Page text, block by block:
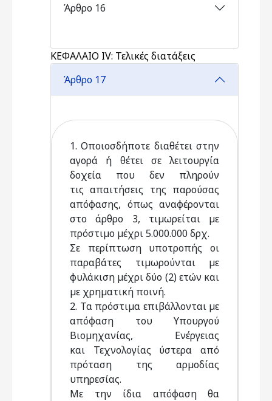
Άρθρο 16
ΚΕΦΑΛΑΙΟ IV: Τελικές διατάξεις
Άρθρο 17
1. Οποιοσδήποτε διαθέτει στην
αγορά ή θέτει σε λειτουργία
δοχεία που δεν πληρούν
τις απαιτήσεις της παρούσας
απόφασης, όπως αναφέρονται
στο άρθρο 3, τιµωρείται µε
πρόστιµο µέχρι 5.000.000 δρχ.
Σε περίπτωση υποτροπής οι
παραβάτες τιµωρούνται µε
φυλάκιση µέχρι δύο (2) ετών και
µε χρηµατική ποινή.
2. Τα πρόστιµα επιβάλλονται µε
απόφαση του Υπουργού
Βιοµηχανίας, Ενέργειας
και Τεχνολογίας ύστερα από
πρόταση της αρµοδίας
υπηρεσίας.
Με την ίδια απόφαση θα